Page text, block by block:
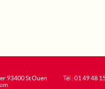
93400 St Ouen
Tél : 01 49 48